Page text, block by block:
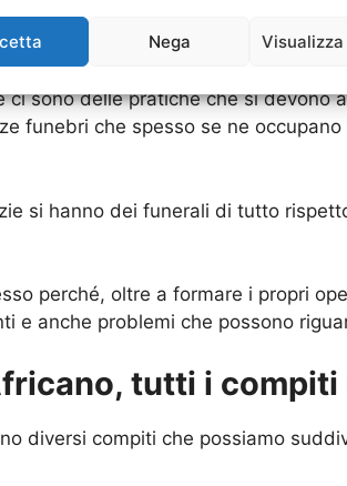
Nega
bisogno di avere un chiarimento
sono delle pratiche che si
funebri che spesso se ne
si hanno dei funerali di tutto
perché, oltre a formare i propri
e anche problemi che possono
tutti i
diversi compiti che possiamo